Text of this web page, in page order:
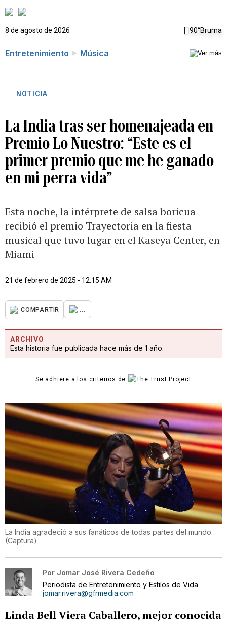
8 de agosto de 2026 90°Bruma
Entretenimiento Música
NOTICIA
La India tras ser homenajeada en
Premio Lo Nuestro: “Este es el
primer premio que me he ganado
en mi perra vida”
Esta noche, la intérprete de salsa boricua
recibió el premio Trayectoria en la fiesta
musical que tuvo lugar en el Kaseya Center, en
Miami
21 de febrero de 2025 - 12:15 AM
COMPARTIR ...
ARCHIVO
Esta historia fue publicada hace más de 1 año.
Se adhiere a los criterios de
La India agradeció a sus fanáticos de todas partes del mundo.
(Captura)
Por Jomar José Rivera Cedeño
Periodista de Entretenimiento y Estilos de Vida
jomar.rivera@gfrmedia.com
Linda Bell Viera Caballero, mejor conocida